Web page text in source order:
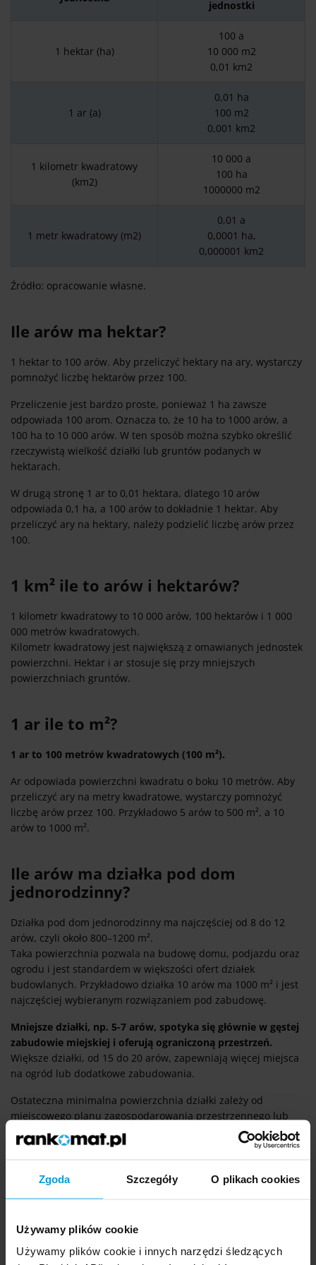
Zgoda Szczegóły O plikach cookies
Używamy plików cookie
Używamy plików cookie i innych narzędzi śledzących
jednostki
1 hektar (ha)
100 a
10 000 m2
0,01 km2
1 ar (a)
0,01 ha
100 m2
0,001 km2
1 kilometr kwadratowy
(km2)
10 000 a
100 ha
1000000 m2
1 metr kwadratowy (m2)
0,01 a
0,0001 ha,
0,000001 km2
Źródło: opracowanie własne.
Ile arów ma hektar?
1 hektar to 100 arów. Aby przeliczyć hektary na ary, wystarczy
pomnożyć liczbę hektarów przez 100.
Przeliczenie jest bardzo proste, ponieważ 1 ha zawsze
odpowiada 100 arom. Oznacza to, że 10 ha to 1000 arów, a
100 ha to 10 000 arów. W ten sposób można szybko określić
rzeczywistą wielkość działki lub gruntów podanych w
hektarach.
W drugą stronę 1 ar to 0,01 hektara, dlatego 10 arów
odpowiada 0,1 ha, a 100 arów to dokładnie 1 hektar. Aby
przeliczyć ary na hektary, należy podzielić liczbę arów przez
100.
1 km² ile to arów i hektarów?
1 kilometr kwadratowy to 10 000 arów, 100 hektarów i 1 000
000 metrów kwadratowych.
Kilometr kwadratowy jest największą z omawianych jednostek
powierzchni. Hektar i ar stosuje się przy mniejszych
powierzchniach gruntów.
1 ar ile to m²?
1 ar to 100 metrów kwadratowych (100 m²).
Ar odpowiada powierzchni kwadratu o boku 10 metrów. Aby
przeliczyć ary na metry kwadratowe, wystarczy pomnożyć
liczbę arów przez 100. Przykładowo 5 arów to 500 m², a 10
arów to 1000 m².
Ile arów ma działka pod dom
jednorodzinny?
Działka pod dom jednorodzinny ma najczęściej od 8 do 12
arów, czyli około 800–1200 m².
Taka powierzchnia pozwala na budowę domu, podjazdu oraz
ogrodu i jest standardem w większości ofert działek
budowlanych. Przykładowo działka 10 arów ma 1000 m² i jest
najczęściej wybieranym rozwiązaniem pod zabudowę.
Mniejsze działki, np. 5-7 arów, spotyka się głównie w gęstej
zabudowie miejskiej i oferują ograniczoną przestrzeń.
Większe działki, od 15 do 20 arów, zapewniają więcej miejsca
na ogród lub dodatkowe zabudowania.
Ostateczna minimalna powierzchnia działki zależy od
miejscowego planu zagospodarowania przestrzennego lub
warunków zabudowy.
Naszym okiem
Przy zakupie działki ważne jest nie tylko
przeliczenie jej powierzchni, ale też sprawdzenie
danych w ewidencji gruntów i księdze wieczystej.